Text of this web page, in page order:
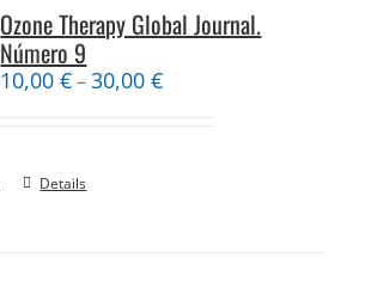
Ozone Therapy Global Journal.
Número 9
10,00€–30,00€
Details